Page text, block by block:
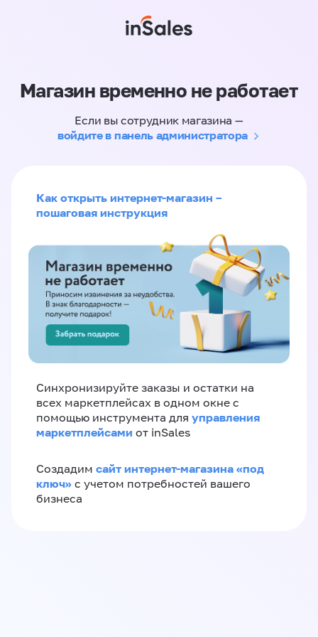
Магазин временно не работает
Если вы сотрудник магазина —
войдите в панель администратора
Как открыть интернет-магазин –
пошаговая инструкция
Синхронизируйте заказы и остатки на
всех маркетплейсах в одном окне с
помощью инструмента для управления
маркетплейсами от inSales
Создадим сайт интернет-магазина «под
ключ» с учетом потребностей вашего
бизнеса